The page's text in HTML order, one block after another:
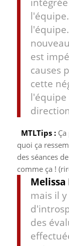
est
causes
cette
l'équipe
MTLTips :Ça
quoi ça
des séances
comme ça !
Melissa
mais il
des